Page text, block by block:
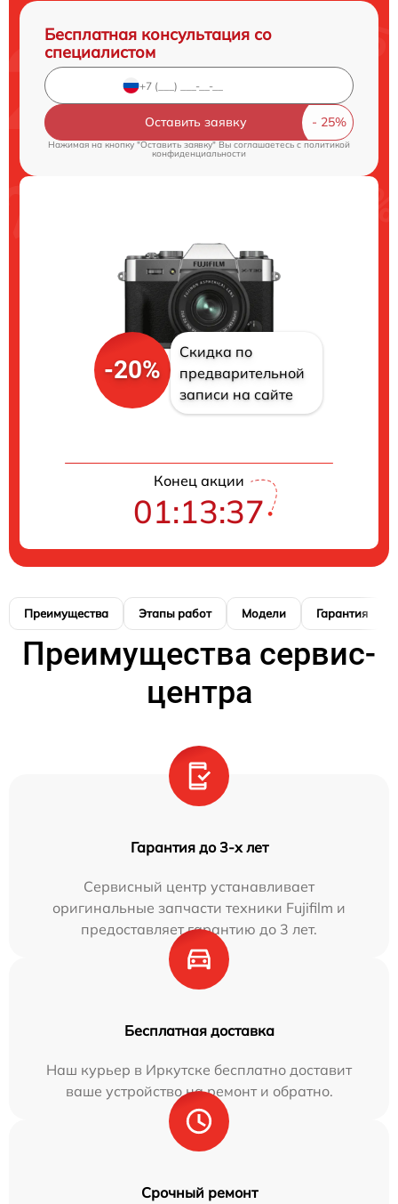
Бесплатная консультация со
специалистом
Оставить заявку
Нажимая на кнопку "Оставить заявку" Вы соглашаетесь c политикой
конфиденциальности
-20%
Скидка по
предварительной
записи на сайте
Конец акции
01:13:36
Преимущества Этапы работ Модели Гарантия
Преимущества сервис-
центра
Гарантия до 3-х лет
Сервисный центр устанавливает
оригинальные запчасти техники Fujifilm и
предоставляет гарантию до 3 лет.
Бесплатная доставка
Наш курьер в Иркутске бесплатно доставит
ваше устройство на ремонт и обратно.
Срочный ремонт